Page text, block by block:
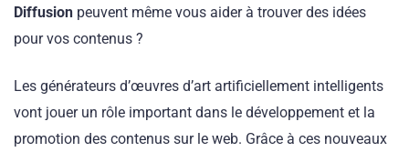
Diffusion peuvent même vous aider à trouver des idées
pour vos contenus ?
Les générateurs d’œuvres d’art artificiellement intelligents
vont jouer un rôle important dans le développement et la
promotion des contenus sur le web. Grâce à ces nouveaux